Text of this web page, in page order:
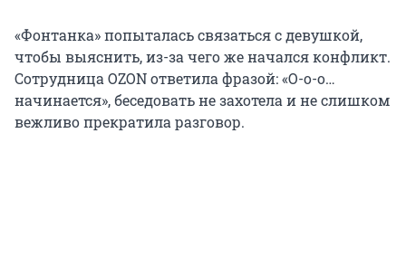
«Фонтанка» попыталась связаться с девушкой,
чтобы выяснить, из-за чего же начался конфликт.
Сотрудница OZON ответила фразой: «О-о-о…
начинается», беседовать не захотела и не слишком
вежливо прекратила разговор.